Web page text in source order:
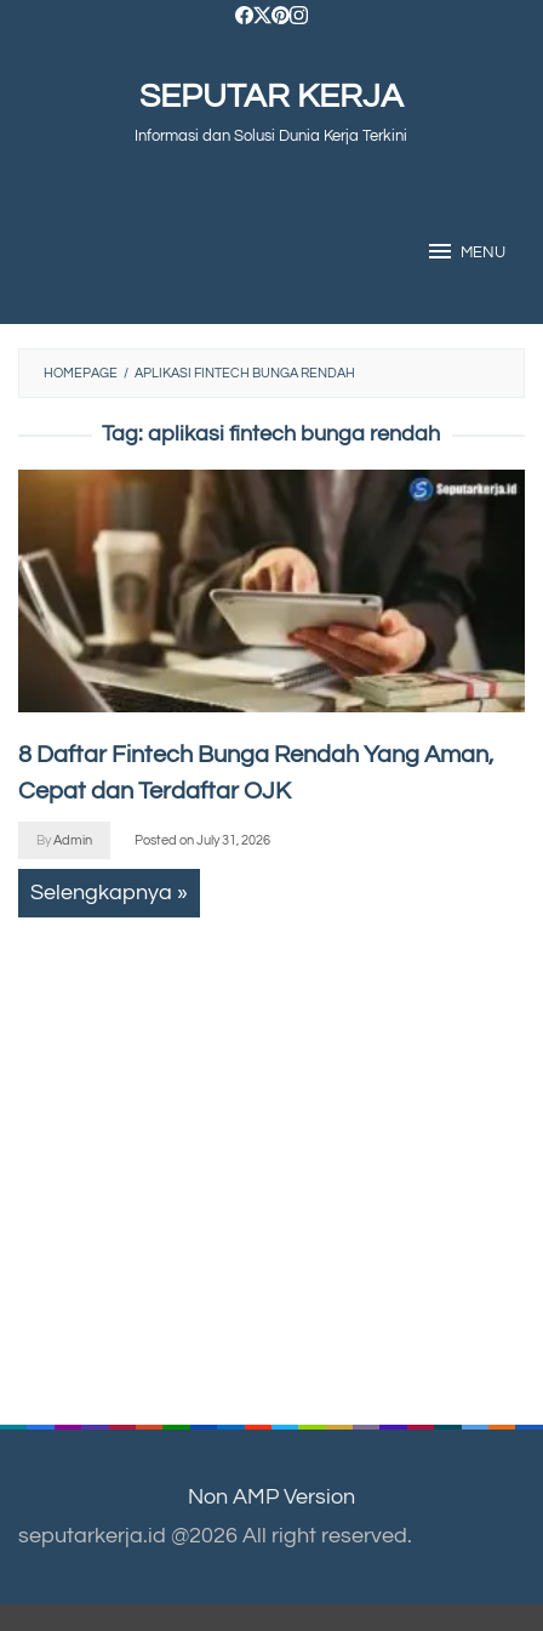
SEPUTAR KERJA
Informasi dan Solusi Dunia Kerja Terkini
MENU
HOMEPAGE / APLIKASI FINTECH BUNGA RENDAH
Tag:aplikasi fintech bunga rendah
8 Daftar Fintech Bunga Rendah Yang Aman,
Cepat dan Terdaftar OJK
ByAdmin Posted onJuly 31, 2026
Selengkapnya »
Non AMP Version
seputarkerja.id @2026 All right reserved.